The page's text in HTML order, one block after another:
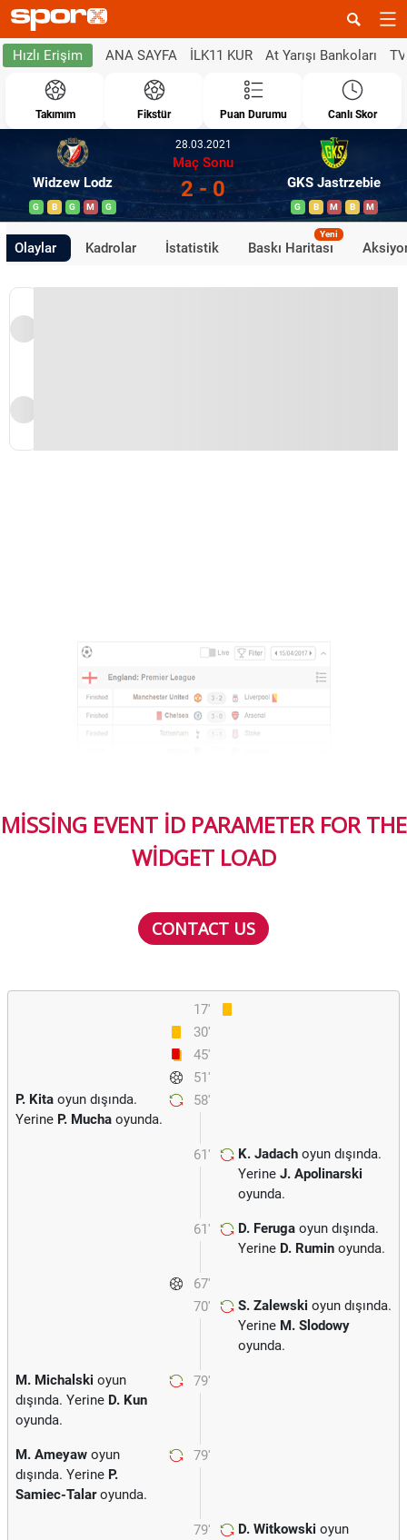
Hızlı Erişim ANA SAYFA İLK11 KUR At Yarışı Bankoları
Takımım Fikstür Puan Durumu Canlı Skor
Widzew Lodz
G B G M G
28.03.2021
Maç Sonu
2 - 0 GKS Jastrzebie
G B M B M
Olaylar Kadrolar İstatistik Baskı Haritası
Yeni
MISSING EVENT ID PARAMETER FOR THE
WIDGET LOAD
CONTACT US
17'
30'
45'
51'
58'
P. Kita oyun dışında.
Yerine P. Mucha oyunda.
61' K. Jadach oyun dışında.
Yerine J. Apolinarski
oyunda.
61' D. Feruga oyun dışında.
Yerine D. Rumin oyunda.
67'
70'
S. Zalewski oyun dışında.
Yerine M. Slodowy
oyunda.
79'
M. Michalski oyun
dışında. Yerine D. Kun
oyunda.
79'
M. Ameyaw oyun
dışında. Yerine P.
Samiec-Talaroyunda.
79' D. Witkowski oyun